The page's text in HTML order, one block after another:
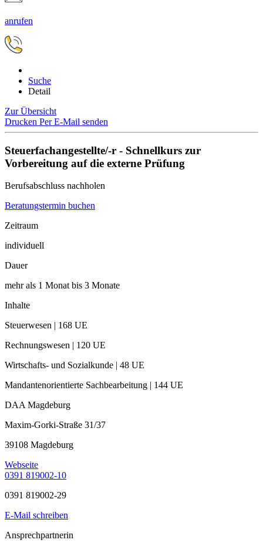
anrufen
Suche
Detail
Zur Übersicht
Drucken Per E-Mail senden
Steuerfachangestellte/-r - Schnellkurs zur
Vorbereitung auf die externe Prüfung
Berufsabschluss nachholen
Beratungstermin buchen
Zeitraum
individuell
Dauer
mehr als 1 Monat bis 3 Monate
Inhalte
Steuerwesen | 168 UE
Rechnungswesen | 120 UE
Wirtschafts- und Sozialkunde | 48 UE
Mandantenorientierte Sachbearbeitung | 144 UE
DAA Magdeburg
Maxim-Gorki-Straße 31/37
39108 Magdeburg
Webseite
0391 819002-10
0391 819002-29
E-Mail schreiben
Ansprechpartnerin